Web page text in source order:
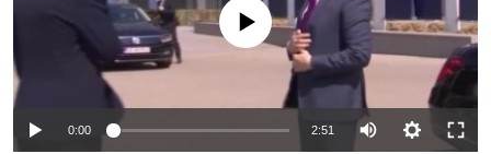
ИНТЕРВЈУА
Јазици
No media source currently available
0:00 2:51